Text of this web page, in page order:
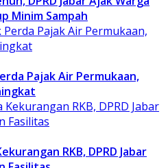
Minim Sampah
Pajak Air Permukaan,
RKB, DPRD Jabar